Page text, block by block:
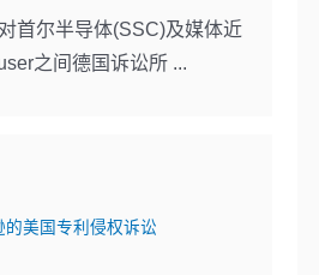
首尔半导体(SSC)及媒体近
之间德国诉讼所 ...